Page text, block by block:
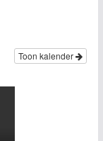
Toon kalender